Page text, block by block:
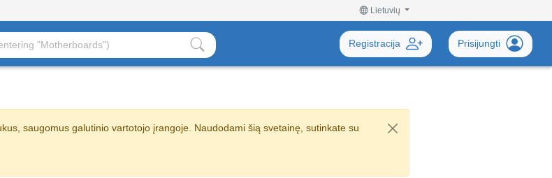
Lietuvių
Registracija Prisijungti
saugomus galutinio vartotojo įrangoje. Naudodami šią svetainę, sutinkate su